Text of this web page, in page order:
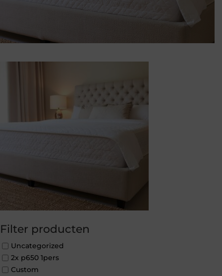
Filter producten
Uncategorized
2x p650 1pers
Custom